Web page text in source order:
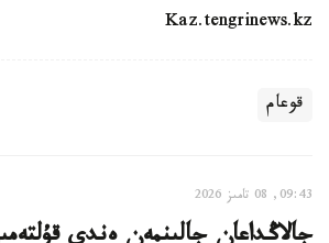
Kaz.tengrinews.kz
قوعام
09:43, 08 تامىز 2026